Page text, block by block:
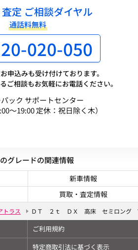
定 ご相談ダイヤル
通話料無料
020-050
申込みも受け付けております。
ご相談もお気軽にお電話ください。
ック サポートセンター
～19:00 定休：祝日除く木）
グレードの関連情報
新車情報
買取・査定情報
トラス ＤＴ ２ｔ ＤＸ 高床 セミロング
ご利用規約
特定商取引法に基づく表示